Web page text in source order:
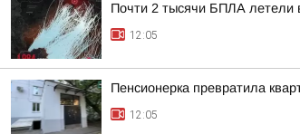
Почти 2 тысячи БПЛА летели
12:05
Пенсионерка превратила
12:05